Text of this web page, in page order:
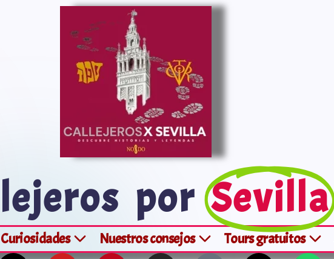
por Sevilla
Curiosidades Nuestros consejos Tours gratuitos